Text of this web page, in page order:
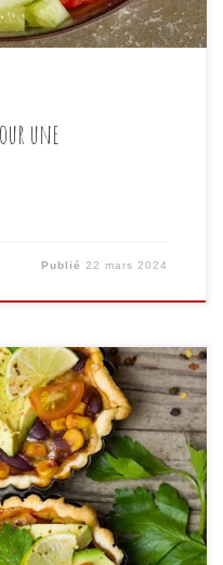
une
Publié22 mars 2024
sembler
créativité et
chaque repas
Avec une
et une variété
il existe une infinité
préférés. Dans […]